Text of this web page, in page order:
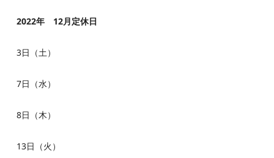
2022年 12月定休日
3日（土）
7日（水）
8日（木）
13日（火）